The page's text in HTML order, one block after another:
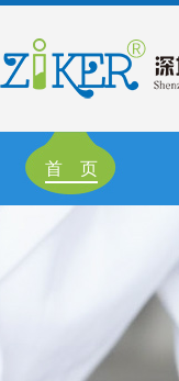
首 页